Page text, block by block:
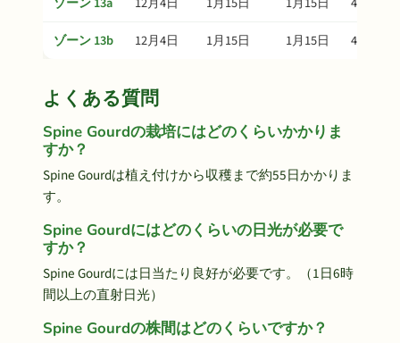
ゾーン 13b
12月4日 1月15日 1月15日 4月15日
よくある質問
Spine Gourdの栽培にはどのくらいかかりま
すか？
Spine Gourdは植え付けから収穫まで約55日かかりま
す。
Spine Gourdにはどのくらいの日光が必要で
すか？
Spine Gourdには日当たり良好が必要です。（1日6時
間以上の直射日光）
Spine Gourdの株間はどのくらいですか？